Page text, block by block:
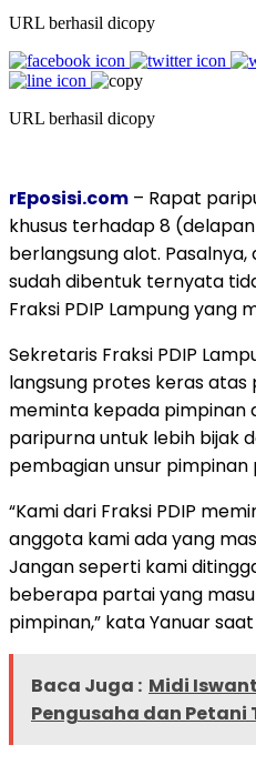
URL berhasil dicopy
URL berhasil dicopy
rEposisi.com – Rapat
khusus terhadap 8
berlangsung alot.
sudah dibentuk ternyata
Fraksi PDIP Lampung yang
Sekretaris Fraksi PDIP
langsung protes keras atas
meminta kepada pimpinan
paripurna untuk lebih bijak
pembagian unsur pimpinan
“Kami dari Fraksi PDIP
anggota kami ada yang
Jangan seperti kami
beberapa partai yang
pimpinan,” kata Yanuar
Baca Juga : Midi
Pengusaha dan Petani